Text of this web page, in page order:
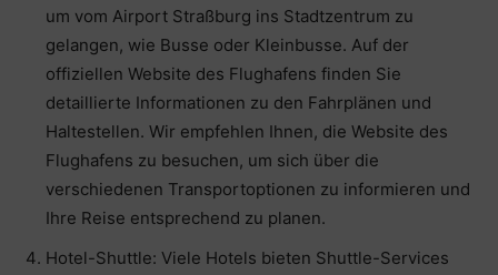
um vom Airport Straßburg ins Stadtzentrum zu
gelangen, wie Busse oder Kleinbusse. Auf der
offiziellen Website des Flughafens finden Sie
detaillierte Informationen zu den Fahrplänen und
Haltestellen. Wir empfehlen Ihnen, die Website des
Flughafens zu besuchen, um sich über die
verschiedenen Transportoptionen zu informieren und
Ihre Reise entsprechend zu planen.
Hotel-Shuttle: Viele Hotels bieten Shuttle-Services